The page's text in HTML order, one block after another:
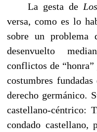
La gesta de
versa, como es lo
sobre un problema
desenvuelto
conflictos de
costumbres
derecho germánico.
castellano-céntrico:
condado castellano,